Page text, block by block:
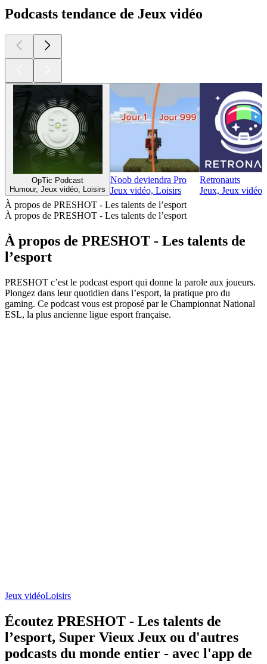
Podcasts tendance de Jeux vidéo
OpTic Podcast
Humour, Jeux vidéo, Loisirs
Noob deviendra Pro
Jeux vidéo, Loisirs
Retronauts
Jeux, Jeux
À propos de PRESHOT - Les talents de l’esport
À propos de PRESHOT - Les talents de l’esport
À propos de PRESHOT - Les talents de
l’esport
PRESHOT c’est le podcast esport qui donne la parole aux joueurs.
Plongez dans leur quotidien dans l’esport, la pratique pro du
gaming. Ce podcast vous est proposé par le Championnat National
ESL, la plus ancienne ligue esport française.
Jeux vidéoLoisirs
Écoutez PRESHOT - Les talents de
l’esport, Super Vieux Jeux ou d'autres
podcasts du monde entier - avec l'app de